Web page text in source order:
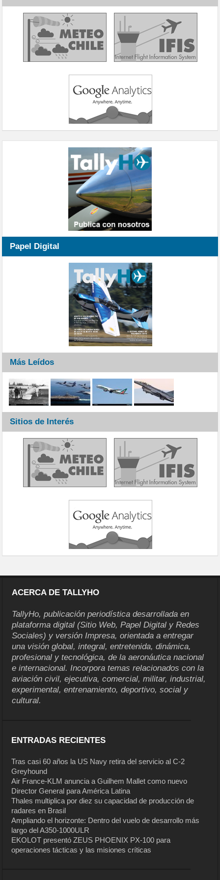
Papel Digital
Más Leídos
Sitios de Interés
ACERCA DE TALLYHO
TallyHo, publicación periodística desarrollada en
plataforma digital (Sitio Web, Papel Digital y Redes
Sociales) y versión Impresa, orientada a entregar
una visión global, integral, entretenida, dinámica,
profesional y tecnológica, de la aeronáutica nacional
e internacional. Incorpora temas relacionados con la
aviación civil, ejecutiva, comercial, militar, industrial,
experimental, entrenamiento, deportivo, social y
cultural.
ENTRADAS RECIENTES
Tras casi 60 años la US Navy retira del servicio al C-2
Greyhound
Air France-KLM anuncia a Guilhem Mallet como nuevo
Director General para América Latina
Thales multiplica por diez su capacidad de producción de
radares en Brasil
Ampliando el horizonte: Dentro del vuelo de desarrollo más
largo del A350-1000ULR
EKOLOT presentó ZEUS PHOENIX PX-100 para
operaciones tácticas y las misiones críticas